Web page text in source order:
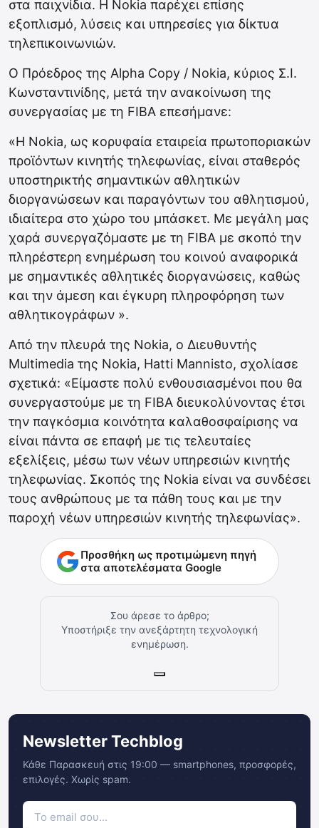
στα παιχνίδια. Η Nokia παρέχει επίσης
εξοπλισμό, λύσεις και υπηρεσίες για δίκτυα
τηλεπικοινωνιών.
Ο Πρόεδρος της Alpha Copy / Nokia, κύριος Σ.Ι.
Κωνσταντινίδης, μετά την ανακοίνωση της
συνεργασίας με τη FIBA επεσήμανε:
«Η Nokia, ως κορυφαία εταιρεία πρωτοποριακών
προϊόντων κινητής τηλεφωνίας, είναι σταθερός
υποστηρικτής σημαντικών αθλητικών
διοργανώσεων και παραγόντων του αθλητισμού,
ιδιαίτερα στο χώρο του μπάσκετ. Με μεγάλη μας
χαρά συνεργαζόμαστε με τη FIBA με σκοπό την
πληρέστερη ενημέρωση του κοινού αναφορικά
με σημαντικές αθλητικές διοργανώσεις, καθώς
και την άμεση και έγκυρη πληροφόρηση των
αθλητικογράφων ».
Από την πλευρά της Nokia, ο Διευθυντής
Multimedia της Nokia, Hatti Mannisto, σχολίασε
σχετικά: «Είμαστε πολύ ενθουσιασμένοι που θα
συνεργαστούμε με τη FIBA διευκολύνοντας έτσι
την παγκόσμια κοινότητα καλαθοσφαίρισης να
είναι πάντα σε επαφή με τις τελευταίες
εξελίξεις, μέσω των νέων υπηρεσιών κινητής
τηλεφωνίας. Σκοπός της Nokia είναι να συνδέσει
τους ανθρώπους με τα πάθη τους και με την
παροχή νέων υπηρεσιών κινητής τηλεφωνίας».
Προσθήκη ως προτιμώμενη πηγή
στα αποτελέσματα Google
Σου άρεσε το άρθρο;
Υποστήριξε την ανεξάρτητη τεχνολογική
ενημέρωση.
Newsletter Techblog
Κάθε Παρασκευή στις 19:00 — smartphones, προσφορές,
επιλογές. Χωρίς spam.